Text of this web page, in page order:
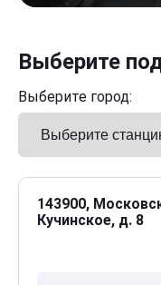
Выберите
Выберите город:
143900,
Кучинское, д. 8